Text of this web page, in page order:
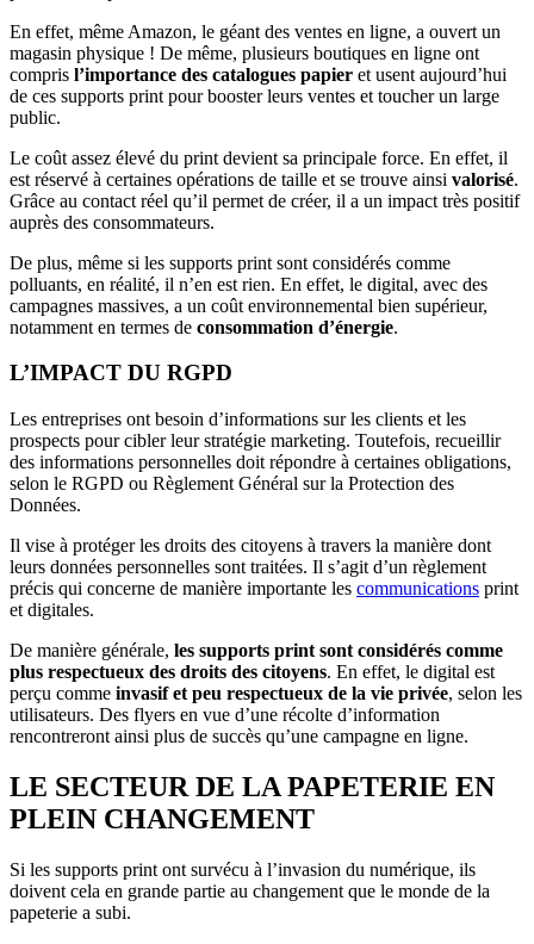
En effet, même Amazon, le géant des ventes en ligne, a ouvert un
magasin physique ! De même, plusieurs boutiques en ligne ont
compris l’importance des catalogues papier et usent aujourd’hui
de ces supports print pour booster leurs ventes et toucher un large
public.
Le coût assez élevé du print devient sa principale force. En effet, il
est réservé à certaines opérations de taille et se trouve ainsi valorisé.
Grâce au contact réel qu’il permet de créer, il a un impact très positif
auprès des consommateurs.
De plus, même si les supports print sont considérés comme
polluants, en réalité, il n’en est rien. En effet, le digital, avec des
campagnes massives, a un coût environnemental bien supérieur,
notamment en termes de consommation d’énergie.
L’IMPACT DU RGPD
Les entreprises ont besoin d’informations sur les clients et les
prospects pour cibler leur stratégie marketing. Toutefois, recueillir
des informations personnelles doit répondre à certaines obligations,
selon le RGPD ou Règlement Général sur la Protection des
Données.
Il vise à protéger les droits des citoyens à travers la manière dont
leurs données personnelles sont traitées. Il s’agit d’un règlement
précis qui concerne de manière importante les communications print
et digitales.
De manière générale, les supports print sont considérés comme
plus respectueux des droits des citoyens. En effet, le digital est
perçu comme invasif et peu respectueux de la vie privée, selon les
utilisateurs. Des flyers en vue d’une récolte d’information
rencontreront ainsi plus de succès qu’une campagne en ligne.
LE SECTEUR DE LA PAPETERIE EN
PLEIN CHANGEMENT
Si les supports print ont survécu à l’invasion du numérique, ils
doivent cela en grande partie au changement que le monde de la
papeterie a subi.